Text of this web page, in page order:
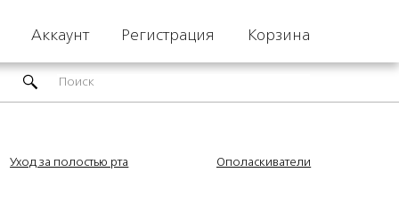
Аккаунт Регистрация Корзина
Уход за полостью рта Ополаскиватели